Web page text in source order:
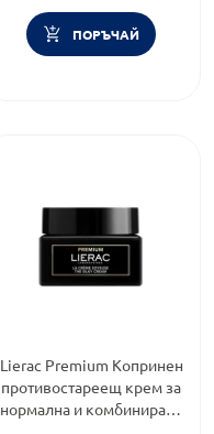
ПОРЪЧАЙ
Lierac Premium Копринен
противостареещ крем за
нормална и комбинирана